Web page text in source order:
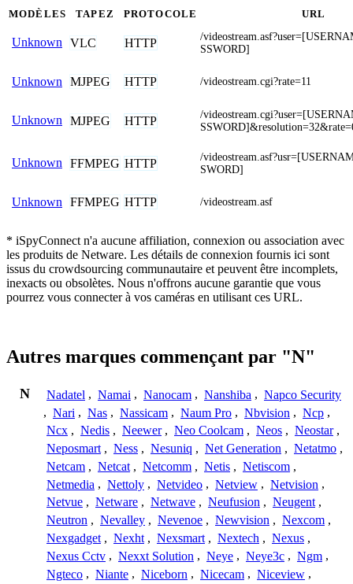
MODÈLES TAPEZ PROTOCOLE URL
Unknown VLC HTTP
/
SSWORD]
Unknown MJPEG HTTP /videostream.cgi?rate=11
Unknown MJPEG HTTP
/
Unknown FFMPEG HTTP
/
SWORD]
Unknown FFMPEG HTTP /videostream.asf
* iSpyConnect n'a aucune affiliation, connexion ou association avec
les produits de Netware. Les détails de connexion fournis ici sont
issus du crowdsourcing communautaire et peuvent être incomplets,
inexacts ou obsolètes. Nous n'offrons aucune garantie que vous
pourrez vous connecter à vos caméras en utilisant ces URL.
Autres marques commençant par "N"
N Nadatel , Namai , Nanocam , Nanshiba , Napco Security
, Nari , Nas , Nassicam , Naum Pro , Nbvision , Ncp ,
Ncx , Nedis , Neewer , Neo Coolcam , Neos , Neostar ,
Neposmart , Ness , Nesuniq , Net Generation , Netatmo ,
Netcam , Netcat , Netcomm , Netis , Netiscom ,
Netmedia , Nettoly , Netvideo , Netview , Netvision ,
Netvue , Netware , Netwave , Neufusion , Neugent ,
Neutron , Nevalley , Nevenoe , Newvision , Nexcom ,
Nexgadget , Nexht , Nexsmart , Nextech , Nexus ,
Nexus Cctv , Nexxt Solution , Neye , Neye3c , Ngm ,
Ngteco , Niante , Niceborn , Nicecam , Niceview ,